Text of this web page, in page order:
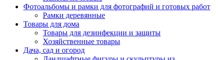
Фотоальбомы и рамки для фотографий и готовых работ
Рамки деревянные
Товары для дома
Товары для дезинфекции и защиты
Хозяйственные товары
Дача, сад и огород